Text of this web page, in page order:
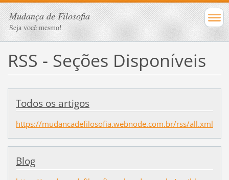
Mudança de Filosofia
Seja você mesmo!
RSS - Seções Disponíveis
Todos os artigos
https://mudancadefilosofia.webnode.com.br/rss/all.xml
Blog